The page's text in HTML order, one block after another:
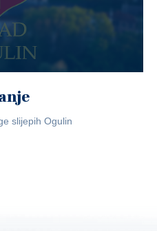
slijepih Ogulin